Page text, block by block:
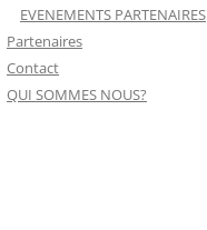
EVENEMENTS PARTENAIRES
Partenaires
Contact
QUI SOMMES NOUS?